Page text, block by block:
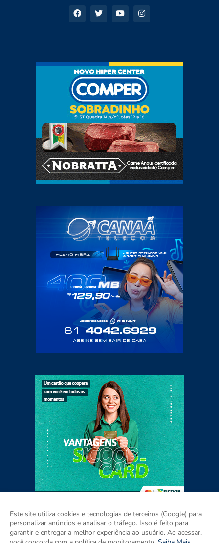
Home Sobre Contato Mídia Kit
Este site utiliza cookies e tecnologias de terceiros (Google) para
personalizar anúncios e analisar o tráfego. Isso é feito para
garantir e entregar a melhor experiência ao usuário. Ao acessar,